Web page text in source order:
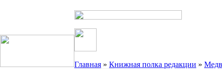
Главная » Книжная полка редакции »